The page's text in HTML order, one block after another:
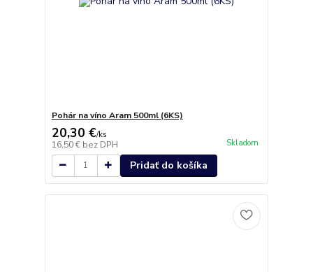
Pohár na víno Aram 500ml (6KS)
20,30 €/ks
16,50 € bez DPH Skladom
Pridať do košíka